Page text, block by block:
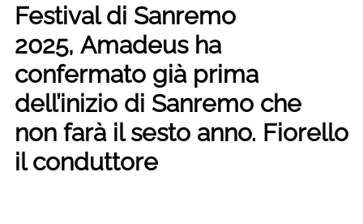
Festival di Sanremo
2025, Amadeus ha
confermato già prima
dell’inizio di Sanremo che
non farà il sesto anno. Fiorello
il conduttore